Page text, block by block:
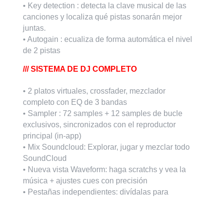
• Key detection : detecta la clave musical de las
canciones y localiza qué pistas sonarán mejor
juntas.
• Autogain : ecualiza de forma automática el nivel
de 2 pistas
/// SISTEMA DE DJ COMPLETO
• 2 platos virtuales, crossfader, mezclador
completo con EQ de 3 bandas
• Sampler : 72 samples + 12 samples de bucle
exclusivos, sincronizados con el reproductor
principal (in-app)
• Mix Soundcloud: Explorar, jugar y mezclar todo
SoundCloud
• Nueva vista Waveform: haga scratchs y vea la
música + ajustes cues con precisión
• Pestañas independientes: divídalas para